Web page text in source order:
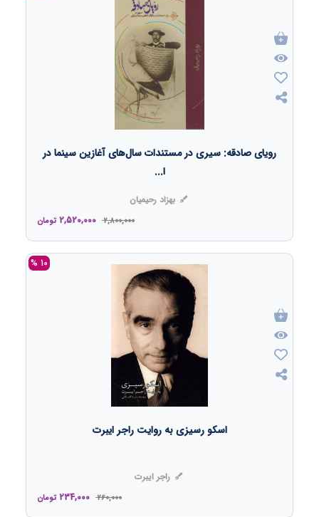
رویای صادقه: سیری در مستندات سال‌های آغازین سینما در
ا...
بهزاد رحیمیان
2,800,000
2,520,000 تومان
10 %
اسکو رسیزی به روایت راجر ایبرت
راجر ایبرت
260,000
234,000 تومان